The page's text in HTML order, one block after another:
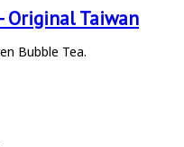
Original Taiwan
Bubble Tea.